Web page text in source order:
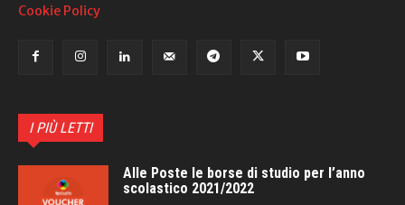
Cookie Policy
I PIÙ LETTI
Alle Poste le borse di studio per l’anno
scolastico 2021/2022